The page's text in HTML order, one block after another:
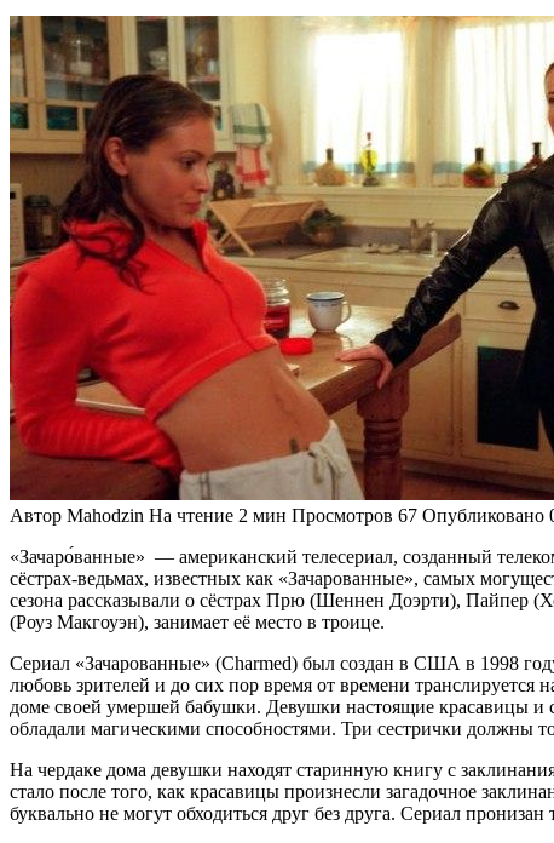
Автор Mahodzin На чтение 2 мин Просмотров 67 Опубликовано
«Зачаро́ванные» — американский телесериал, созданный
сёстрах-ведьмах, известных как «Зачарованные», самых
сезона рассказывали о сёстрах Прю (Шеннен Доэрти), Пайпер
(Роуз Макгоуэн), занимает её место в троице.
Сериал «Зачарованные» (Charmed) был создан в США в 1998
любовь зрителей и до сих пор время от времени
доме своей умершей бабушки. Девушки настоящие красавицы и
обладали магическими способностями. Три сестрички должны
На чердаке дома девушки находят старинную книгу с
стало после того, как красавицы произнесли загадочное
буквально не могут обходиться друг без друга. Сериал